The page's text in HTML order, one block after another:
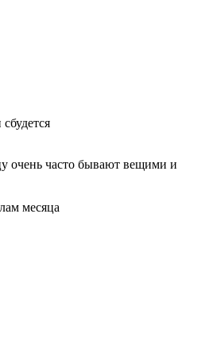
очень часто бывают вещими и
месяца